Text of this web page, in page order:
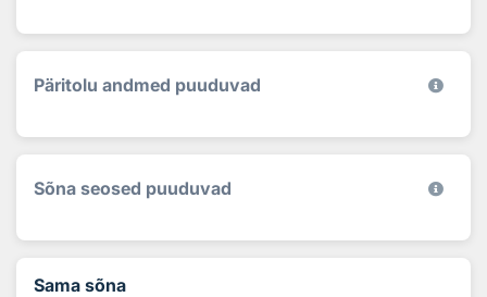
Päritolu andmed puuduvad
Sõna seosed puuduvad
Sama sõna